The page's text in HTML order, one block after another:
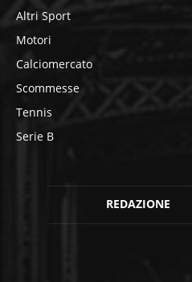
Altri Sport
Motori
Calciomercato
Scommesse
Tennis
Serie B
REDAZIONE